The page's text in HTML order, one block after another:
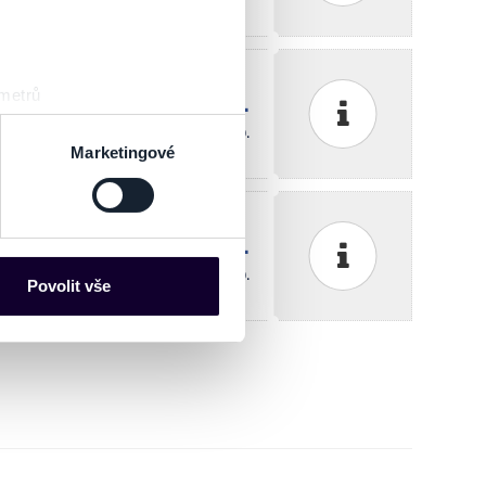
prstu)
. Svůj souhlas
mohou představovat
obsahu a reklam.
varianty. Svoji volbu
Marketingové
Povolit vše
nyní vyprodáno.
V síti Ticketportal nyní vyprodáno.
nyní vyprodáno.
V síti Ticketportal nyní vyprodáno.